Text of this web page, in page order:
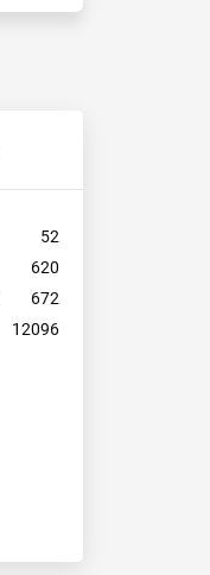
52
620
672
12096